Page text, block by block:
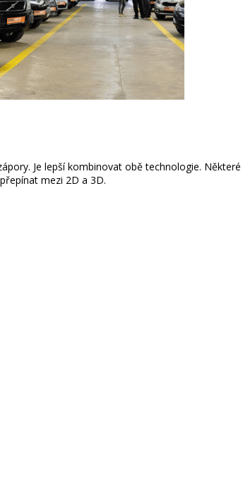
Je lepší kombinovat obě technologie. Některé
mezi 2D a 3D.